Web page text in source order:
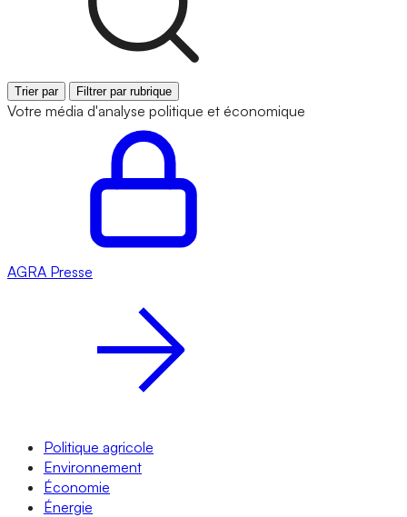
Trier par Filtrer par rubrique
Votre média d'analyse politique et économique
AGRA Presse
Politique agricole
Environnement
Économie
Énergie